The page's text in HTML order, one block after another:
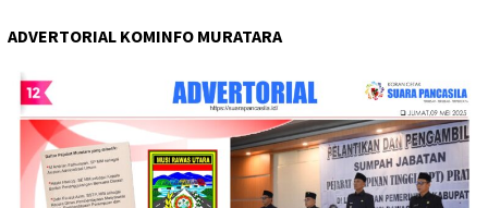
ADVERTORIAL KOMINFO MURATARA